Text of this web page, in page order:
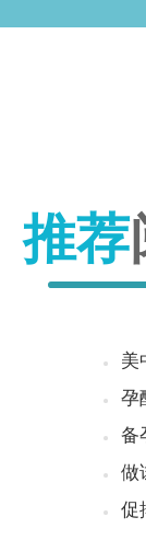
推荐
美
孕
备
做
促